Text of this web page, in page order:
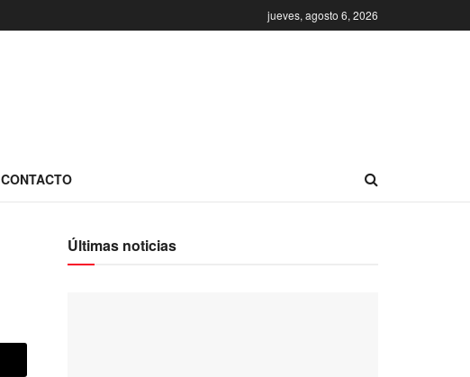
jueves, agosto 6, 2026
CONTACTO
Últimas noticias